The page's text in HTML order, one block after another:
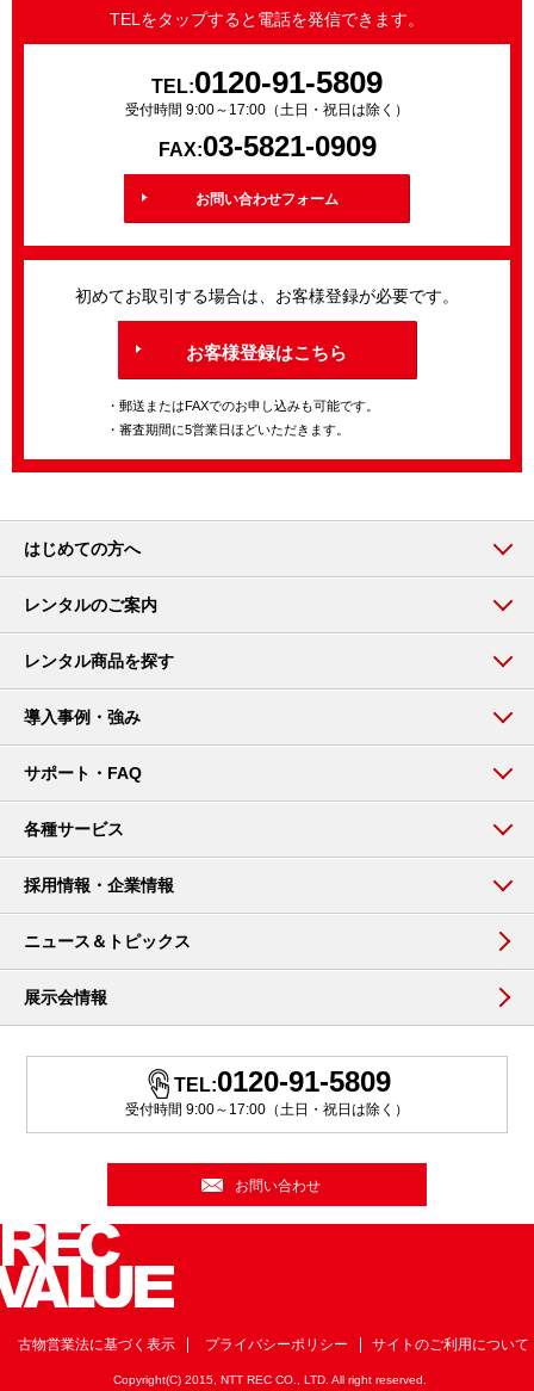
TELをタップすると電話を発信できます。
TEL:0120-91-5809
受付時間 9:00～17:00（土日・祝日は除く）
FAX:03-5821-0909
お問い合わせフォーム
初めてお取引する場合は、お客様登録が必要です。
お客様登録はこちら
・郵送またはFAXでのお申し込みも可能です。
・審査期間に5営業日ほどいただきます。
はじめての方へ
レンタルのご案内
レンタル商品を探す
導入事例・強み
サポート・FAQ
各種サービス
採用情報・企業情報
ニュース＆トピックス
展示会情報
TEL:0120-91-5809
受付時間 9:00～17:00（土日・祝日は除く）
お問い合わせ
古物営業法に基づく表示 プライバシーポリシー サイトのご利用について
Copyright(C) 2015, NTT REC CO., LTD. All right reserved.